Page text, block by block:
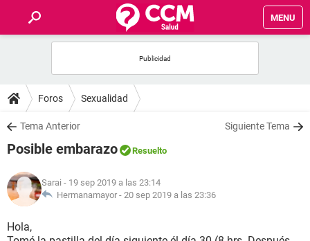
MENU
FOROS
SALUD
NUTRICIÓN
BIENESTAR
Foros Sexualidad
Tema Anterior Siguiente Tema
Posible embarazo Resuelto
Sarai - 19 sep 2019 a las 23:14
Hermanamayor - 20 sep 2019 a las 23:36
Hola,